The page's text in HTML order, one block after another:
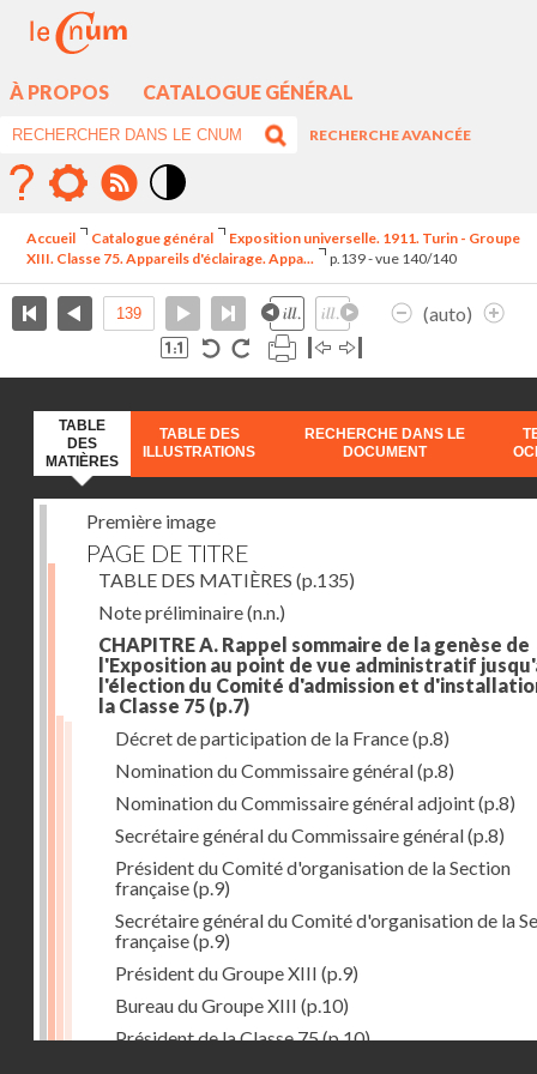
À PROPOS CATALOGUE GÉNÉRAL
RECHERCHE AVANCÉE
élévé
Accueil Catalogue général
Exposition universelle. 1911. Turin - Groupe
XIII. Classe 75. Appareils d'éclairage. Appa...
p.139 - vue 140/140
(auto)
TABLE
DES
MATIÈRES
TABLE DES
ILLUSTRATIONS
RECHERCHE DANS LE
DOCUMENT
Première image
PAGE DE TITRE
TABLE DES MATIÈRES (p.135)
Note préliminaire(n.n.)
CHAPITRE A. Rappel sommaire de la genèse de
l'Exposition au point de vue administratif
l'élection du Comité d'admission et
la Classe 75 (p.7)
Décret de participation de la France(p.8)
Nomination du Commissaire général(p.8)
Nomination du Commissaire général adjoint(p.8)
Secrétaire général du Commissaire général(p.8)
Président du Comité d'organisation de la Section
française(p.9)
Secrétaire général du Comité d'organisation de la
française(p.9)
Président du Groupe XIII (p.9)
Bureau du Groupe XIII (p.10)
Président de la Classe 75(p.10)